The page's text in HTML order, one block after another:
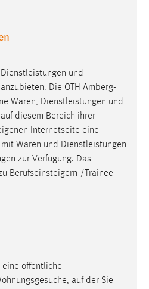
und
anzubieten. Die OTH Amberg-
Waren, Dienstleistungen und
auf diesem Bereich ihrer
Internetseite eine
Waren und Dienstleistungen
zur Verfügung. Das
Berufseinsteigern-/Trainee
eine öffentliche
auf der Sie